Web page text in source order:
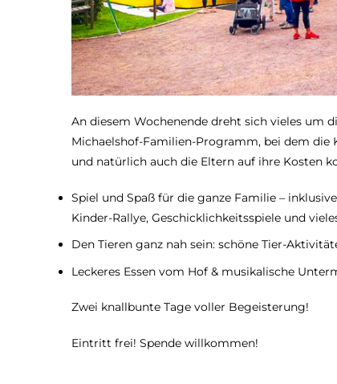
An diesem Wochenende dreht sich vieles um
Michaelshof-Familien-Programm, bei dem die
und natürlich auch die Eltern auf ihre Kosten
Spiel und Spaß für die ganze Familie –
Kinder-Rallye, Geschicklichkeitsspiele und
Den Tieren ganz nah sein: schöne Tier-
Leckeres Essen vom Hof & musikalische
Zwei knallbunte Tage voller Begeisterung!
Eintritt frei! Spende willkommen!